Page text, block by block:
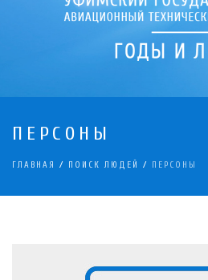
ПЕРСОНЫ
ГЛАВНАЯ / ПОИСК ЛЮДЕЙ / ПЕРСОНЫ